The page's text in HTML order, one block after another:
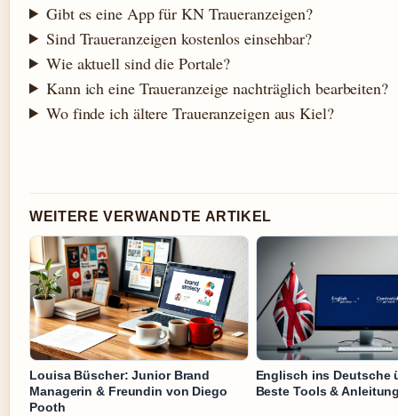
Gibt es eine App für KN Traueranzeigen?
Sind Traueranzeigen kostenlos einsehbar?
Wie aktuell sind die Portale?
Kann ich eine Traueranzeige nachträglich bearbeiten?
Wo finde ich ältere Traueranzeigen aus Kiel?
WEITERE VERWANDTE ARTIKEL
Louisa Büscher: Junior Brand
Managerin & Freundin von Diego
Pooth
Englisch ins Deutsche
Beste Tools &